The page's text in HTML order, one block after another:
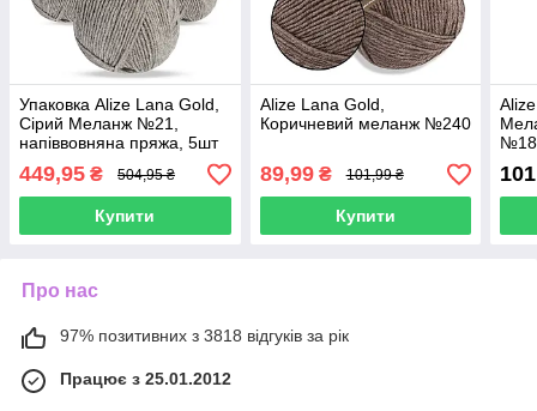
Упаковка Alize Lana Gold,
Сірий Меланж №21,
напіввовняна пряжа, 5шт
449,95 ₴ 504,95 ₴
Купити
Alize Lana Gold,
Коричневий меланж №240
89,99₴ 101,99 ₴
Купити
Про нас
97% позитивних з 3818 відгуків за рік
Працює з 25.01.2012